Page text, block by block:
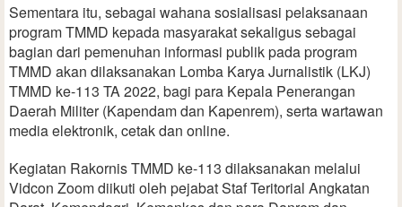
Sementara itu, sebagai wahana sosialisasi pelaksanaan
program TMMD kepada masyarakat sekaligus sebagai
bagian dari pemenuhan informasi publik pada program
TMMD akan dilaksanakan Lomba Karya Jurnalistik (LKJ)
TMMD ke-113 TA 2022, bagi para Kepala Penerangan
Daerah Militer (Kapendam dan Kapenrem), serta wartawan
media elektronik, cetak dan online.
Kegiatan Rakornis TMMD ke-113 dilaksanakan melalui
Vidcon Zoom diikuti oleh pejabat Staf Teritorial Angkatan